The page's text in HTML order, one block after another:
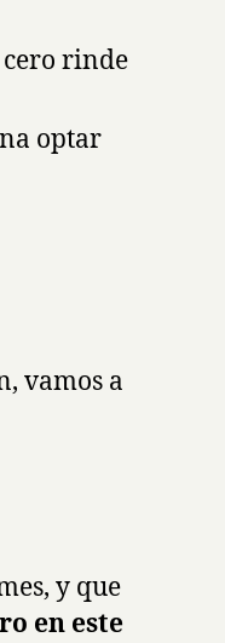
cero rinde
optar
vamos a
y que
en este